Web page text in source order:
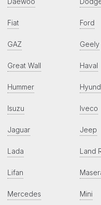
Fiat Ford
GAZ Geely
Great Wall Haval
Hummer
Isuzu Iveco
Jaguar Jeep
Lada Land
Lifan
Mercedes Mini